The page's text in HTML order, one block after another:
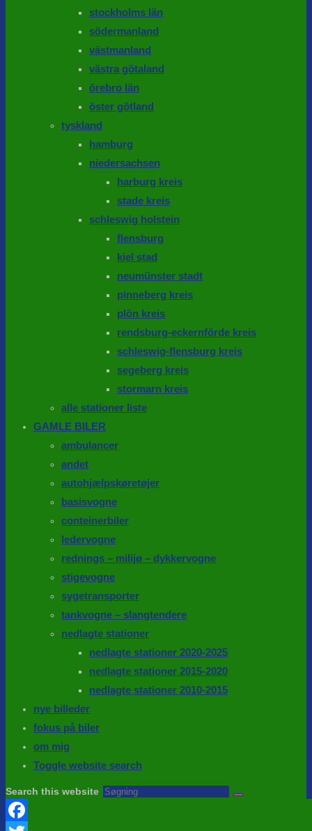
stockholms län
södermanland
västmanland
västra götaland
örebro län
öster götland
tyskland
hamburg
niedersachsen
harburg kreis
stade kreis
schleswig holstein
flensburg
kiel stad
neumünster stadt
pinneberg kreis
plön kreis
rendsburg-eckernförde kreis
schleswig-flensburg kreis
segeberg kreis
stormarn kreis
alle stationer liste
GAMLE BILER
ambulancer
andet
autohjælpskøretøjer
basisvogne
conteinerbiler
ledervogne
rednings – milijø – dykkervogne
stigevogne
sygetransporter
tankvogne – slangtendere
nedlagte stationer
nedlagte stationer 2020-2025
nedlagte stationer 2015-2020
nedlagte stationer 2010-2015
nye billeder
fokus på biler
om mig
Toggle website search
Search this website